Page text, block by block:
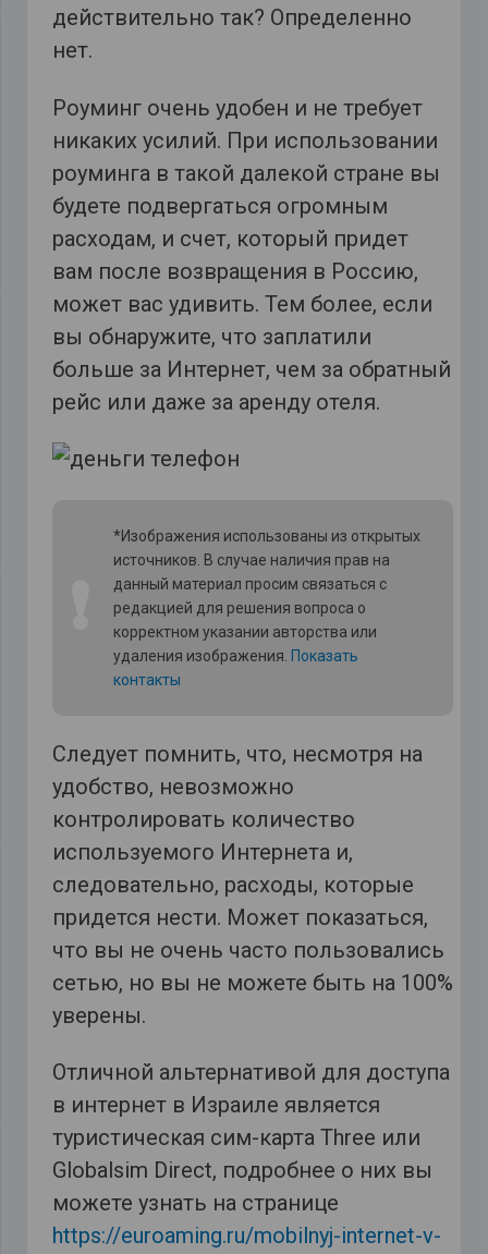
действительно так? Определенно
нет.
Роуминг очень удобен и не требует
никаких усилий. При использовании
роуминга в такой далекой стране вы
будете подвергаться огромным
расходам, и счет, который придет
вам после возвращения в Россию,
может вас удивить. Тем более, если
вы обнаружите, что заплатили
больше за Интернет, чем за обратный
рейс или даже за аренду отеля.
*Изображения использованы из открытых
источников. В случае наличия прав на
данный материал просим связаться с
редакцией для решения вопроса о
корректном указании авторства или
удаления изображения. Показать
контакты
Следует помнить, что, несмотря на
удобство, невозможно
контролировать количество
используемого Интернета и,
следовательно, расходы, которые
придется нести. Может показаться,
что вы не очень часто пользовались
сетью, но вы не можете быть на 100%
уверены.
Отличной альтернативой для доступа
в интернет в Израиле является
туристическая сим-карта Three или
Globalsim Direct, подробнее о них вы
можете узнать на странице
https://euroaming.ru/mobilnyj-internet-v-